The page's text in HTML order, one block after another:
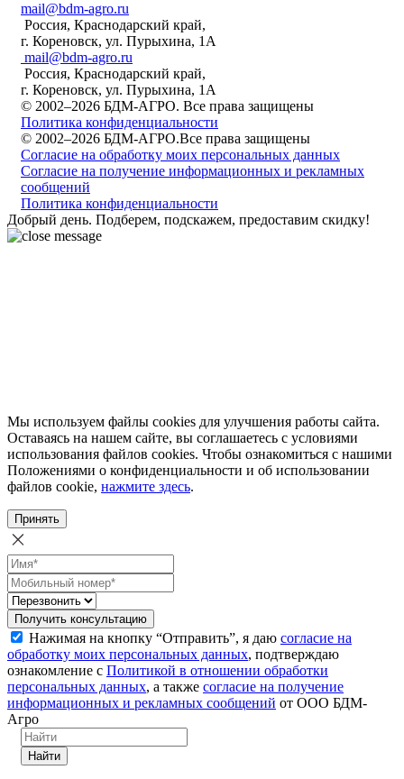
mail@bdm-agro.ru
Россия, Краснодарский край,
г. Кореновск, ул. Пурыхина, 1А
mail@bdm-agro.ru
Россия, Краснодарский край,
г. Кореновск, ул. Пурыхина, 1А
© 2002–2026 БДМ-АГРО. Все права защищены
Политика конфиденциальности
© 2002–2026 БДМ-АГРО.Все права защищены
Согласие на обработку моих персональных данных
Согласие на получение информационных и рекламных
сообщений
Политика конфиденциальности
Добрый день. Подберем, подскажем, предоставим скидку!
Мы используем файлы cookies для улучшения работы сайта.
Оставаясь на нашем сайте, вы соглашаетесь с условиями
использования файлов cookies. Чтобы ознакомиться с нашими
Положениями о конфиденциальности и об использовании
файлов cookie, нажмите здесь.
Принять
Получить консультацию
Нажимая на кнопку “Отправить”, я даю согласие на
обработку моих персональных данных, подтверждаю
ознакомление с Политикой в отношении обработки
персональных данных, а также согласие на получение
информационных и рекламных сообщений от ООО БДМ-
Агро
Найти